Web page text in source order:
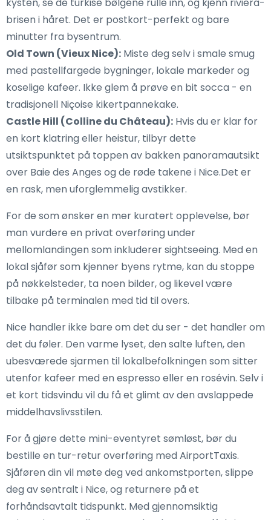
brisen i håret. Det er postkort-perfekt og bare
minutter fra bysentrum.
Old Town (Vieux Nice): Miste deg selv i smale smug
med pastellfargede bygninger, lokale markeder og
koselige kafeer. Ikke glem å prøve en bit socca - en
tradisjonell Niçoise kikertpannekake.
Castle Hill (Colline du Château): Hvis du er klar for
en kort klatring eller heistur, tilbyr dette
utsiktspunktet på toppen av bakken panoramautsikt
over Baie des Anges og de røde takene i Nice.Det er
en rask, men uforglemmelig avstikker.
For de som ønsker en mer kuratert opplevelse, bør
man vurdere en privat overføring under
mellomlandingen som inkluderer sightseeing. Med en
lokal sjåfør som kjenner byens rytme, kan du stoppe
på nøkkelsteder, ta noen bilder, og likevel være
tilbake på terminalen med tid til overs.
Nice handler ikke bare om det du ser - det handler om
det du føler. Den varme lyset, den salte luften, den
ubesværede sjarmen til lokalbefolkningen som sitter
utenfor kafeer med en espresso eller en rosévin. Selv i
et kort tidsvindu vil du få et glimt av den avslappede
middelhavslivsstilen.
For å gjøre dette mini-eventyret sømløst, bør du
bestille en tur-retur overføring med AirportTaxis.
Sjåføren din vil møte deg ved ankomstporten, slippe
deg av sentralt i Nice, og returnere på et
forhåndsavtalt tidspunkt. Med gjennomsiktig